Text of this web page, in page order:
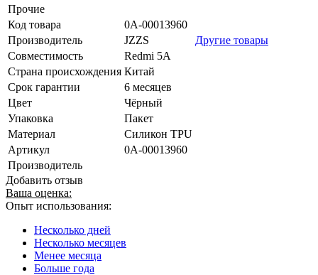
Прочие
Код товара
0А-00013960
Производитель
JZZS
Другие товары
Совместимость
Redmi 5A
Страна происхождения Китай
Срок гарантии
6 месяцев
Цвет
Чёрный
Упаковка
Пакет
Материал
Силикон TPU
Артикул
0А-00013960
Производитель
Добавить отзыв
Ваша оценка:
Опыт использования:
Несколько дней
Несколько месяцев
Менее месяца
Больше года